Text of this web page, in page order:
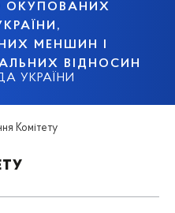
ОКУПОВАНИХ
МЕНШИН І
ВІДНОСИН
УКРАЇНИ
Комітету